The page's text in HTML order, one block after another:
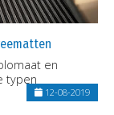
en
typen
12-08-2019